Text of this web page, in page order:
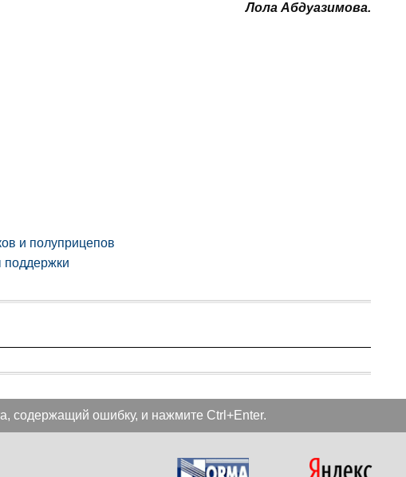
Лола Абдуазимова.
и полуприцепов
поддержки
содержащий ошибку, и нажмите Ctrl+Enter.